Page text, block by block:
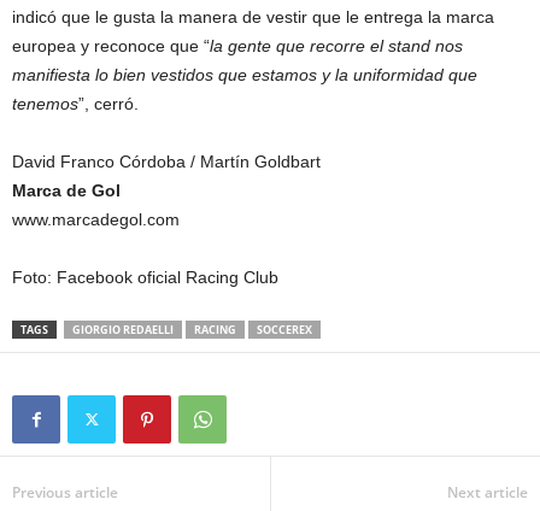
indicó que le gusta la manera de vestir que le entrega la marca
europea y reconoce que “la gente que recorre el stand nos
manifiesta lo bien vestidos que estamos y la uniformidad que
tenemos”, cerró.
David Franco Córdoba / Martín Goldbart
Marca de Gol
www.marcadegol.com
Foto: Facebook oficial Racing Club
TAGS GIORGIO REDAELLI RACING SOCCEREX
Previous article Next article